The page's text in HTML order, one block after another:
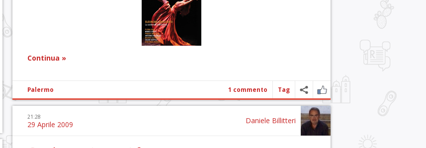
Continua »
Palermo 1 commento Tag
21:28
29 Aprile 2009 Daniele Billitteri